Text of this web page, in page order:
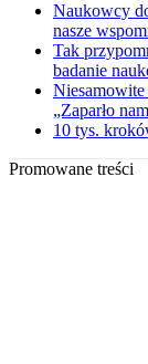
Naukowcy
nasze
Tak
badanie
Niesamowite
„Zaparło
10 tys.
Promowane treści